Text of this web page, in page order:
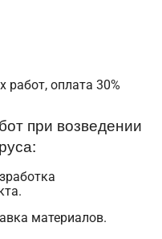
работ, оплата 30%
при возведении
материалов.